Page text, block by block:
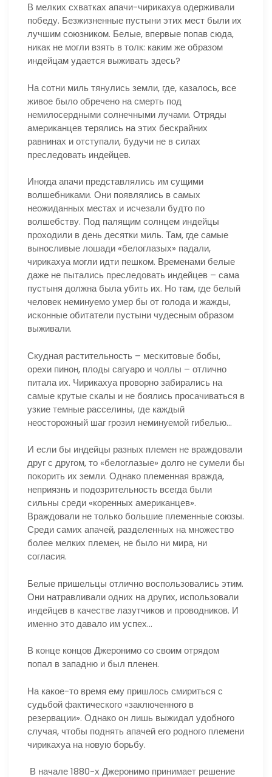
В мелких схватках апачи-чирикахуа одерживали
победу. Безжизненные пустыни этих мест были их
лучшим союзником. Белые, впервые попав сюда,
никак не могли взять в толк: каким же образом
индейцам удается выживать здесь?
На сотни миль тянулись земли, где, казалось, все
живое было обречено на смерть под
немилосердными солнечными лучами. Отряды
американцев терялись на этих бескрайних
равнинах и отступали, будучи не в силах
преследовать индейцев.
Иногда апачи представлялись им сущими
волшебниками. Они появлялись в самых
неожиданных местах и исчезали будто по
волшебству. Под палящим солнцем индейцы
проходили в день десятки миль. Там, где самые
выносливые лошади «белоглазых» падали,
чирикахуа могли идти пешком. Временами белые
даже не пытались преследовать индейцев – сама
пустыня должна была убить их. Но там, где белый
человек неминуемо умер бы от голода и жажды,
исконные обитатели пустыни чудесным образом
выживали.
Скудная растительность – мескитовые бобы,
орехи пинон, плоды сагуаро и чоллы – отлично
питала их. Чирикахуа проворно забирались на
самые крутые скалы и не боялись просачиваться в
узкие темные расселины, где каждый
неосторожный шаг грозил неминуемой гибелью…
И если бы индейцы разных племен не враждовали
друг с другом, то «белоглазые» долго не сумели бы
покорить их земли. Однако племенная вражда,
неприязнь и подозрительность всегда были
сильны среди «коренных американцев».
Враждовали не только большие племенные союзы.
Среди самих апачей, разделенных на множество
более мелких племен, не было ни мира, ни
согласия.
Белые пришельцы отлично воспользовались этим.
Они натравливали одних на других, использовали
индейцев в качестве лазутчиков и проводников. И
именно это давало им успех…
В конце концов Джеронимо со своим отрядом
попал в западню и был пленен.
На какое-то время ему пришлось смириться с
судьбой фактического «заключенного в
резервации». Однако он лишь выжидал удобного
случая, чтобы поднять апачей его родного племени
чирикахуа на новую борьбу.
В начале 1880-х Джеронимо принимает решение